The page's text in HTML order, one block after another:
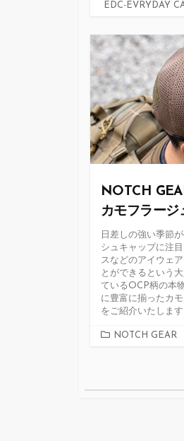
テ
リ
ー
EDC-EVRYDAY
NOTCH
カモフラージ
日差しの強い季節
シュキャップに注
スなどのアイウェ
とができるという
ているOCP柄の本
に豊富に揃ったカ
をご紹介いたします
カ
ー
NOTCH GEAR